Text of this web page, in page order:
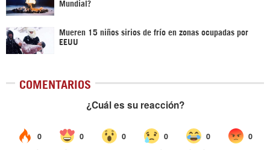
Mundial?
Mueren 15 niños sirios de frío en zonas ocupadas por
EEUU
COMENTARIOS